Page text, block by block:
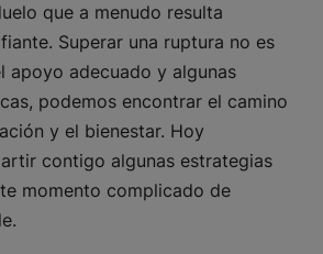
que a menudo resulta
Superar una ruptura no es
apoyo adecuado y algunas
podemos encontrar el camino
y el bienestar. Hoy
contigo algunas estrategias
momento complicado de